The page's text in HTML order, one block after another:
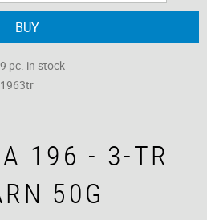
BUY
9 pc. in stock
1963tr
196 - 3-TR
50G